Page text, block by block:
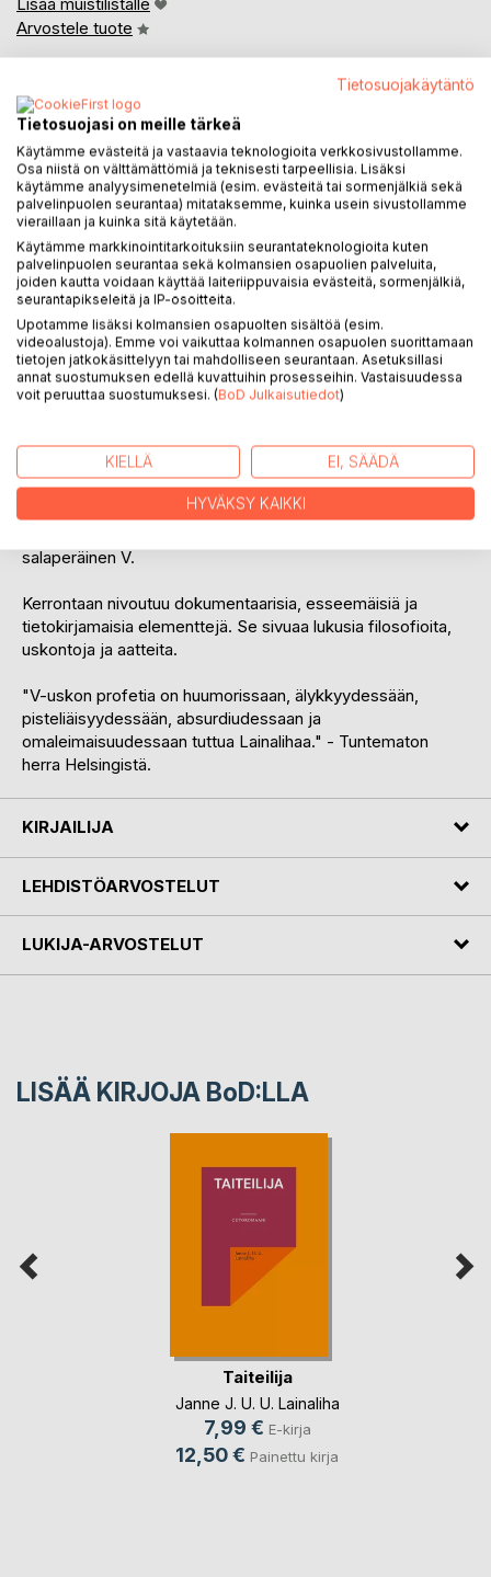
Arvostele tuote
KUVAUS
V-uskon profetia on kertomus kirjustajaksi pilkatusta
Reinosta ja vahvasta Irjasta, joka sananmukaisesti panee
alulle feministisen uususkonnon. Tarinan profetiaosuus
kuvaa, mitä vulvauskonnon voitosta seuraa.
Turkulaisen Janne J. U. U. Lainalihan tietoromaaniksi
kutsuman teoksen kertojaminä Reino toivoo tällä toisella
nousevansa huipulle.
Kirjustajan Via Dolorosa alkaa, kun hän saa tuntemattomalta
lähettäjältä paketin, joka sisältää vanhan sääpäiväkirjan. Sen
salaperäinen V.
Kerrontaan nivoutuu dokumentaarisia, esseemäisiä ja
tietokirjamaisia elementtejä. Se sivuaa lukusia filosofioita,
uskontoja ja aatteita.
"V-uskon profetia on huumorissaan, älykkyydessään,
pisteliäisyydessään, absurdiudessaan ja
omaleimaisuudessaan tuttua Lainalihaa." - Tuntematon
herra Helsingistä.
KIRJAILIJA
LEHDISTÖARVOSTELUT
LUKIJA-ARVOSTELUT
LISÄÄ KIRJOJA BoD:LLA
Taiteilija
Janne J. U. U. Lainaliha
7,99 € E-kirja
12,50 € Painettu kirja
Tietosuojakäytäntö
Tietosuojasi on meille tärkeä
Käytämme evästeitä ja vastaavia teknologioita verkkosivustollamme.
Osa niistä on välttämättömiä ja teknisesti tarpeellisia. Lisäksi
käytämme analyysimenetelmiä (esim. evästeitä tai sormenjälkiä sekä
palvelinpuolen seurantaa) mitataksemme, kuinka usein sivustollamme
vieraillaan ja kuinka sitä käytetään.
Käytämme markkinointitarkoituksiin seurantateknologioita kuten
palvelinpuolen seurantaa sekä kolmansien osapuolien palveluita,
joiden kautta voidaan käyttää laiteriippuvaisia evästeitä, sormenjälkiä,
seurantapikseleitä ja IP-osoitteita.
Upotamme lisäksi kolmansien osapuolten sisältöä (esim.
videoalustoja). Emme voi vaikuttaa kolmannen osapuolen suorittamaan
tietojen jatkokäsittelyyn tai mahdolliseen seurantaan. Asetuksillasi
annat suostumuksen edellä kuvattuihin prosesseihin. Vastaisuudessa
voit peruuttaa suostumuksesi. (BoD Julkaisutiedot)
KIELLÄ EI, SÄÄDÄ
HYVÄKSY KAIKKI